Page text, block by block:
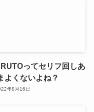
ってセリフ回しあ
よくないよね？
年8月16日